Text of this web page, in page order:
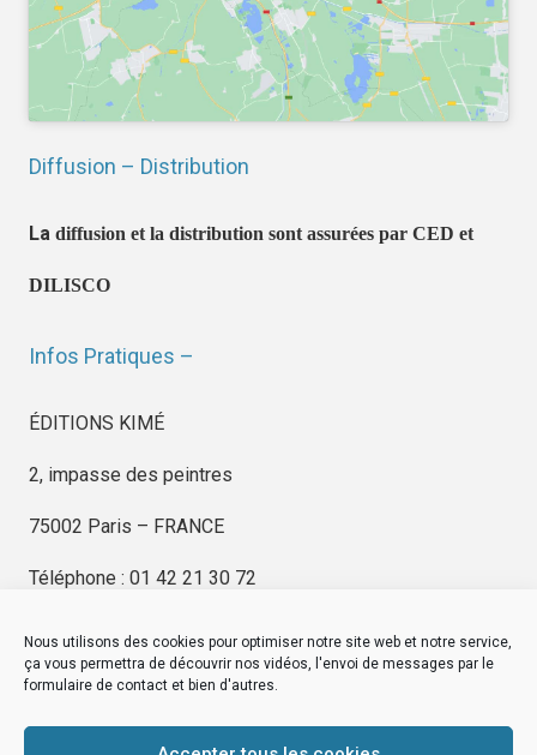
Nous utilisons des cookies pour optimiser notre site web et notre service,
ça vous permettra de découvrir nos vidéos, l'envoi de messages par le
formulaire de contact et bien d'autres.
Diffusion – Distribution
La diffusion et la distribution sont assurées par CED et
DILISCO
Infos Pratiques –
ÉDITIONS KIMÉ
2, impasse des peintres
75002 Paris – FRANCE
Téléphone : 01 42 21 30 72
EDITIONS KIMÉ
Mentions Légales